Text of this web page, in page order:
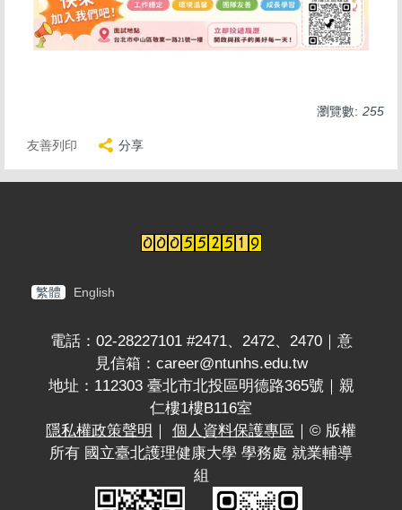
瀏覽數: 255
友善列印 分享
繁體 English
電話：02-28227101 #2471、2472、2470｜意
見信箱：career@ntunhs.edu.tw
地址：112303 臺北市北投區明德路365號｜親
仁樓1樓B116室
隱私權政策聲明 ｜ 個人資料保護專區 ｜© 版權
所有 國立臺北護理健康大學 學務處 就業輔導
組